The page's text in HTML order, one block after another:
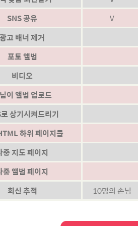
SNS 공유
V
광고 배너 제거
포토 앨범
비디오
이 앨범 업로드
상기시켜드리기
하위 페이지들
중 지도 페이지
중 앨범 페이지
회신 추적
10명의 손님